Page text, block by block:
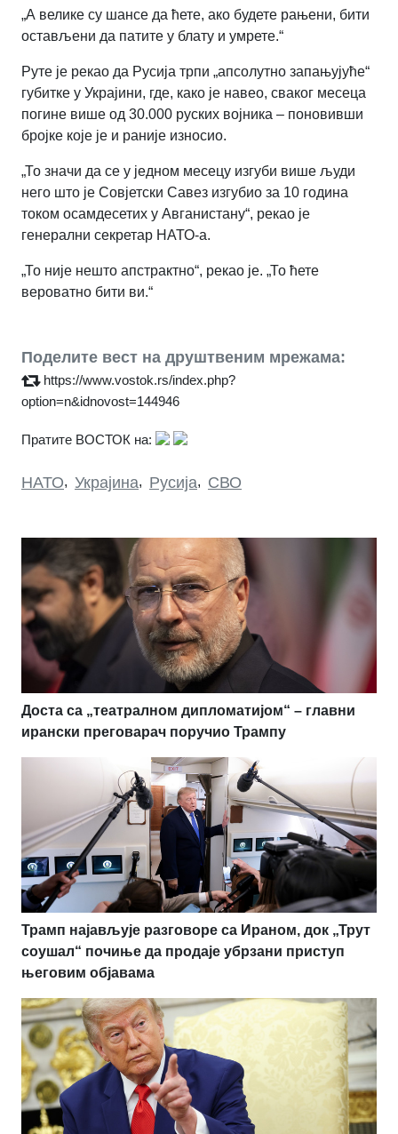
„А велике су шансе да ћете, ако будете рањени, бити
остављени да патите у блату и умрете.“
Руте је рекао да Русија трпи „апсолутно запањујуће“
губитке у Украјини, где, како је навео, сваког месеца
погине више од 30.000 руских војника – поновивши
бројке које је и раније износио.
„То значи да се у једном месецу изгуби више људи
него што је Совјетски Савез изгубио за 10 година
током осамдесетих у Авганистану“, рекао је
генерални секретар НАТО-а.
„То није нешто апстрактно“, рекао је. „То ћете
вероватно бити ви.“
Поделите вест на друштвеним мрежама:
https://www.vostok.rs/index.php?
option=n&idnovost=144946
Пратите ВОСТОК на:
НАТО, Украјина, Русија, СВО
Доста са „театралном дипломатијом“ – главни
ирански преговарач поручио Трампу
Трамп најављује разговоре са Ираном, док „Трут
соушал“ почиње да продаје убрзани приступ
његовим објавама